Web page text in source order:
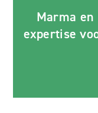
Marma
expertise